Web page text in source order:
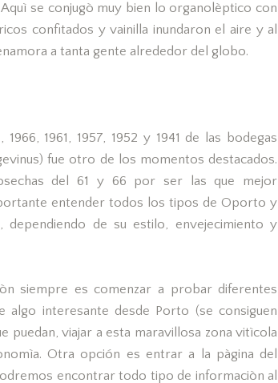
se conjugò muy bien lo organolèptico con
confitados y vainilla inundaron el aire y al
a tanta gente alrededor del globo.
1961, 1957, 1952 y 1941 de las bodegas
fue otro de los momentos destacados.
del 61 y 66 por ser las que mejor
entender todos los tipos de Oporto y
dependiendo de su estilo, envejecimiento y
siempre es comenzar a probar diferentes
algo interesante desde Porto (se consiguen
puedan, viajar a esta maravillosa zona vitìcola
Otra opción es entrar a la pàgina del
encontrar todo tipo de informaciòn al